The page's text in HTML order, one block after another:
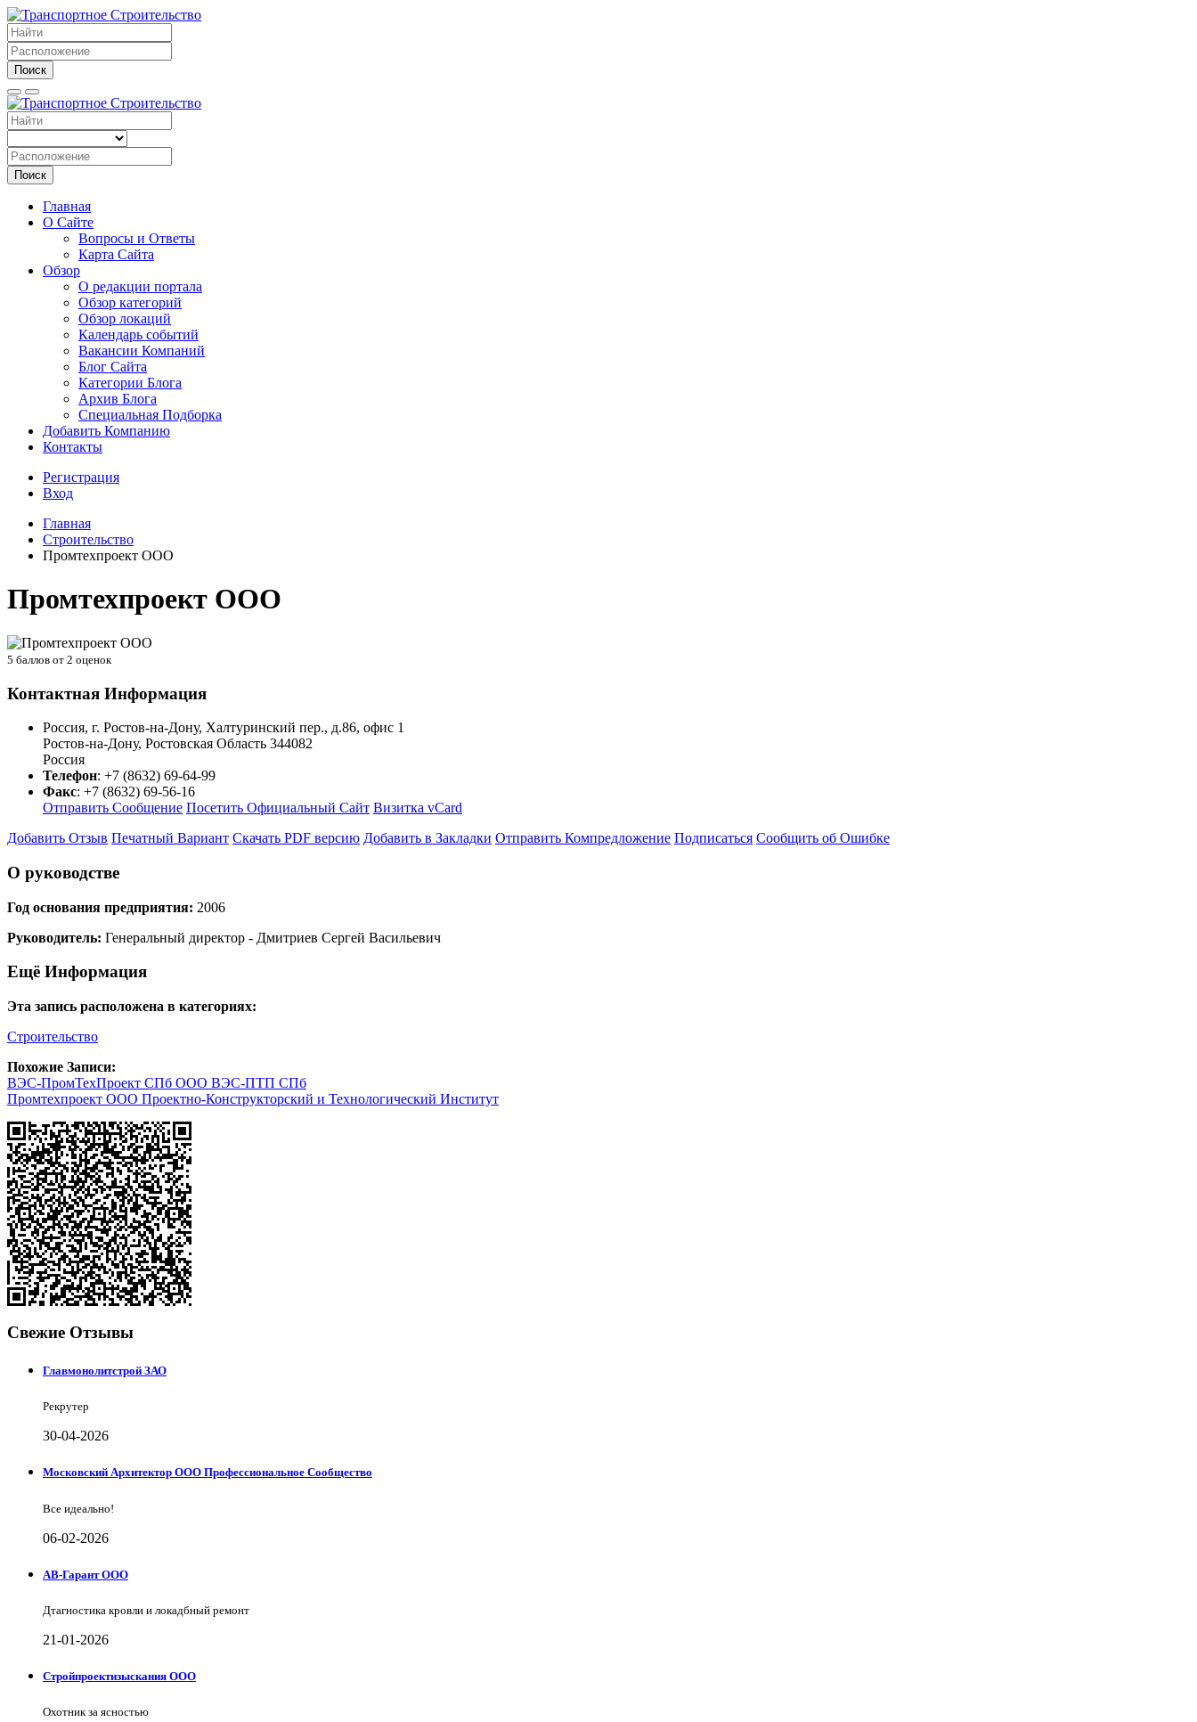
Поиск
Поиск
Главная
О Сайте
Вопросы и Ответы
Карта Сайта
Обзор
О редакции портала
Обзор категорий
Обзор локаций
Календарь событий
Вакансии Компаний
Блог Сайта
Категории Блога
Архив Блога
Специальная Подборка
Добавить Компанию
Контакты
Регистрация
Вход
Главная
Строительство
Промтехпроект ООО
Промтехпроект ООО
5 баллов от 2 оценок
Контактная Информация
Россия, г. Ростов-на-Дону, Халтуринский пер., д.86, офис 1
Ростов-на-Дону, Ростовская Область 344082
Россия
Телефон: +7 (8632) 69-64-99
Факс: +7 (8632) 69-56-16
Отправить Сообщение Посетить Официальный Сайт Визитка vCard
Добавить Отзыв Печатный Вариант Скачать PDF версию Добавить в Закладки Отправить Компредложение Подписаться Сообщить об Ошибке
О руководстве
Год основания предприятия: 2006
Руководитель: Генеральный директор - Дмитриев Сергей Васильевич
Ещё Информация
Эта запись расположена в категориях:
Строительство
Похожие Записи:
ВЭС-ПромТехПроект СПб ООО ВЭС-ПТП СПб
Промтехпроект ООО Проектно-Конструкторский и Технологический Институт
Свежие Отзывы
Главмонолитстрой ЗАО
Рекрутер
30-04-2026
Московский Архитектор ООО Профессиональное Сообщество
Все идеально!
06-02-2026
АВ-Гарант ООО
Дтагностика кровли и локадбный ремонт
21-01-2026
Стройпроектизыскания ООО
Охотник за ясностью